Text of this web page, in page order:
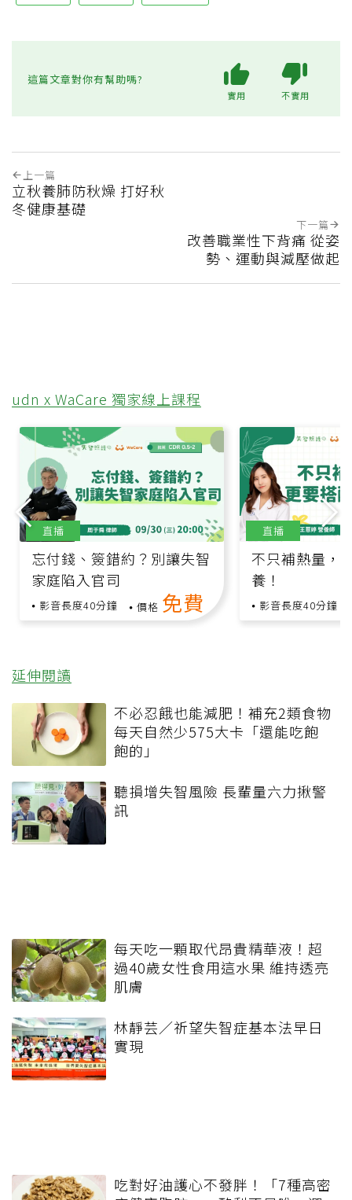
這篇文章對你有幫助嗎?
實用 不實用
上一篇
立秋養肺防秋燥 打好秋
冬健康基礎
下一篇
改善職業性下背痛 從姿
勢、運動與減壓做起
udn x WaCare 獨家線上課程
忘付錢、簽錯約？別讓失智
家庭陷入官司
影音長度40分鐘 價格 免費
直播
不只補熱量，
養！
影音長度40分鐘
直播
延伸閱讀
不必忍餓也能減肥！補充2類食物
每天自然少575大卡「還能吃飽
飽的」
聽損增失智風險 長輩量六力揪警
訊
每天吃一顆取代昂貴精華液！超
過40歲女性食用這水果 維持透亮
肌膚
林靜芸／祈望失智症基本法早日
實現
吃對好油護心不發胖！「7種高密